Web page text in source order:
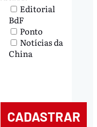
Editorial
BdF
Ponto
Notícias da
China